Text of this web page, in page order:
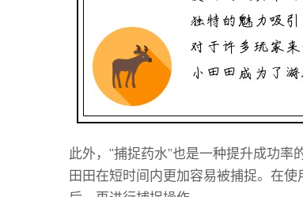
此外，“捕捉药水”也是一种提升成功
田田在短时间内更加容易被捕捉。在